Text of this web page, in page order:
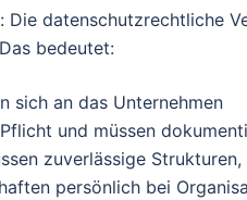
Die datenschutzrechtliche
bedeutet:
sich an das Unternehmen
und müssen
zuverlässige
persönlich bei